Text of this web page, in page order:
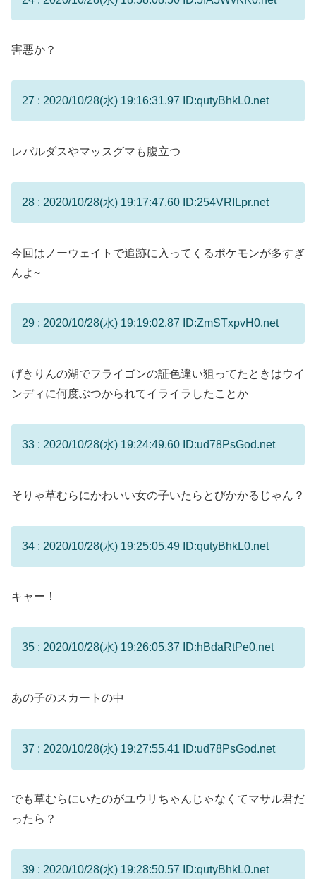
害悪か？
27 : 2020/10/28(水) 19:16:31.97 ID:qutyBhkL0.net
レパルダスやマッスグマも腹立つ
28 : 2020/10/28(水) 19:17:47.60 ID:254VRILpr.net
今回はノーウェイトで追跡に入ってくるポケモンが多すぎ
んよ~
29 : 2020/10/28(水) 19:19:02.87 ID:ZmSTxpvH0.net
げきりんの湖でフライゴンの証色違い狙ってたときはウイ
ンディに何度ぶつかられてイライラしたことか
33 : 2020/10/28(水) 19:24:49.60 ID:ud78PsGod.net
そりゃ草むらにかわいい女の子いたらとびかかるじゃん？
34 : 2020/10/28(水) 19:25:05.49 ID:qutyBhkL0.net
キャー！
35 : 2020/10/28(水) 19:26:05.37 ID:hBdaRtPe0.net
あの子のスカートの中
37 : 2020/10/28(水) 19:27:55.41 ID:ud78PsGod.net
でも草むらにいたのがユウリちゃんじゃなくてマサル君だ
ったら？
39 : 2020/10/28(水) 19:28:50.57 ID:qutyBhkL0.net